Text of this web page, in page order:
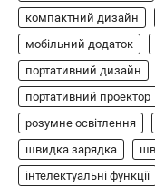
1
LG
компактний дизайн
мобільний додаток
портативний дизайн
портативний проектор
розумне освітлення
швидка зарядка
інтелектуальні функції